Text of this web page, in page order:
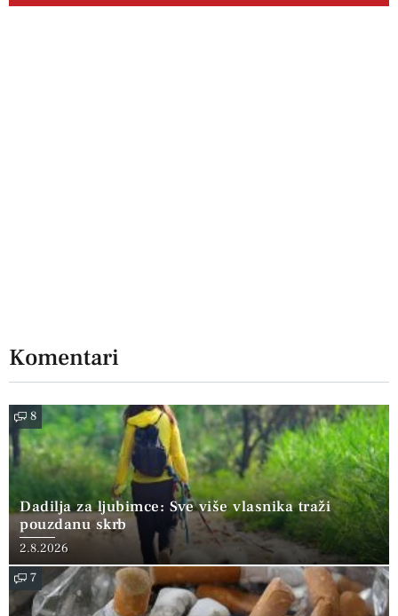
Komentari
8
Dadilja za ljubimce: Sve više vlasnika traži
pouzdanu skrb
2.8.2026
7